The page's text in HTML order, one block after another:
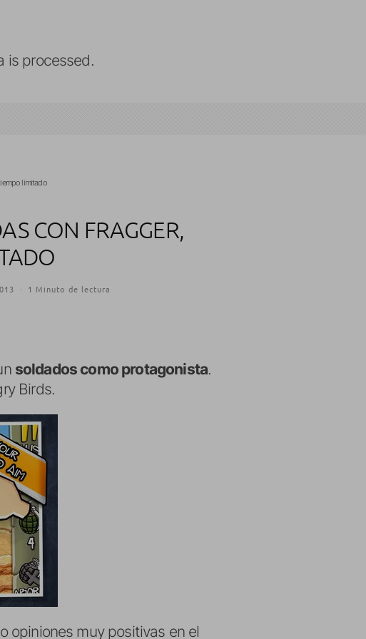
is processed.
limitado
CON FRAGGER,
· 1 Minuto de lectura
soldados como protagonista.
Birds.
opiniones muy positivas en el